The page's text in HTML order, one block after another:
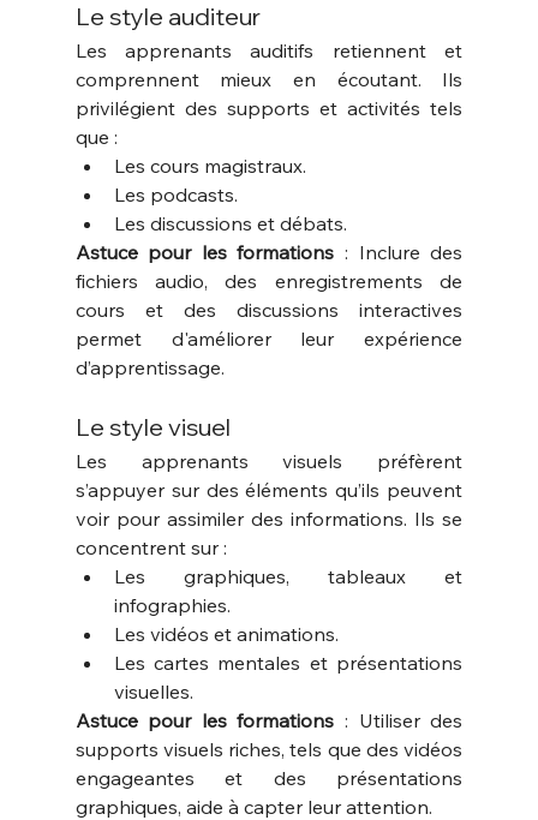
Le style auditeur
Les apprenants auditifs retiennent et
comprennent mieux en écoutant. Ils
privilégient des supports et activités tels
que :
Les cours magistraux.
Les podcasts.
Les discussions et débats.
Astuce pour les formations : Inclure des
fichiers audio, des enregistrements de
cours et des discussions interactives
permet d'améliorer leur expérience
d’apprentissage.
Le style visuel
Les apprenants visuels préfèrent
s’appuyer sur des éléments qu’ils peuvent
voir pour assimiler des informations. Ils se
concentrent sur :
Les graphiques, tableaux et
infographies.
Les vidéos et animations.
Les cartes mentales et présentations
visuelles.
Astuce pour les formations : Utiliser des
supports visuels riches, tels que des vidéos
engageantes et des présentations
graphiques, aide à capter leur attention.